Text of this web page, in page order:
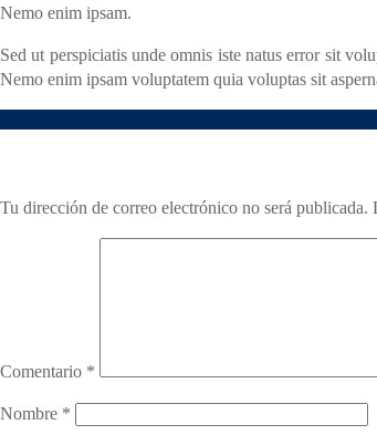
Nemo enim ipsam.
Sed ut perspiciatis unde omnis iste natus error sit
Nemo enim ipsam voluptatem quia voluptas sit
Tu dirección de correo electrónico no será publicada.
Comentario *
Nombre *